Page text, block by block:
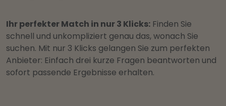
Ihr perfekter Match in nur 3 Klicks: Finden Sie
schnell und unkompliziert genau das, wonach Sie
suchen. Mit nur 3 Klicks gelangen Sie zum perfekten
Anbieter: Einfach drei kurze Fragen beantworten und
sofort passende Ergebnisse erhalten.